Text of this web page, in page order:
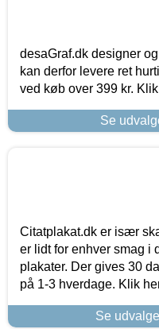
desaGraf.dk designer
kan derfor levere ret
ved køb over 399 kr.
Se
Citatplakat.dk er især
er lidt for enhver smag i
plakater. Der gives 30
på 1-3 hverdage. Klik
Se